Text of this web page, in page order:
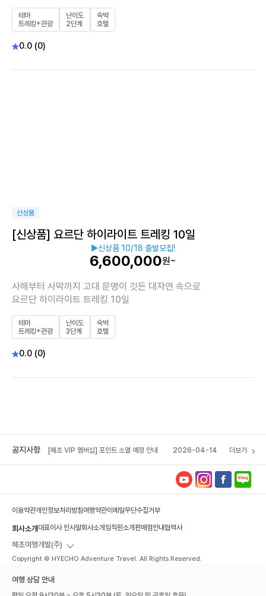
테마
트레킹+관광
난이도
2단계
숙박
호텔
0.0 (0)
신상품
[신상품] 요르단 하이라이트 트레킹 10일
▶신상품 10/18 출발모집!
6,600,000원~
사해부터 사막까지 고대 문명이 깃든 대자연 속으로
요르단 하이라이트 트레킹 10일
테마
트레킹+관광
난이도
3단계
숙박
호텔
0.0 (0)
공지사항
[공지] 자진발급 현금영수증 등록방법 2025-02-03
[혜초 VIP 멤버십] 포인트 소멸 예정 안내 2026-04-14 더보기
여행 상담 안내
이용약관개인정보처리방침여행약관이메일무단수집거부
회사소개 대표이사 인사말회사소개 임직원소개판매점안내협력사
혜초여행개발(주)
Copyright © HYECHO Adventure Travel. All Rights Reserved.